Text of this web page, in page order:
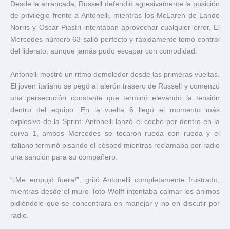
Desde la arrancada, Russell defendió agresivamente la posición
de privilegio frente a Antonelli, mientras los McLaren de Lando
Norris y Oscar Piastri intentaban aprovechar cualquier error. El
Mercedes número 63 salió perfecto y rápidamente tomó control
del liderato, aunque jamás pudo escapar con comodidad.
Antonelli mostró un ritmo demoledor desde las primeras vueltas.
El joven italiano se pegó al alerón trasero de Russell y comenzó
una persecución constante que terminó elevando la tensión
dentro del equipo. En la vuelta 6 llegó el momento más
explosivo de la Sprint: Antonelli lanzó el coche por dentro en la
curva 1, ambos Mercedes se tocaron rueda con rueda y el
italiano terminó pisando el césped mientras reclamaba por radio
una sanción para su compañero.
“¡Me empujó fuera!”, gritó Antonelli completamente frustrado,
mientras desde el muro Toto Wolff intentaba calmar los ánimos
pidiéndole que se concentrara en manejar y no en discutir por
radio.